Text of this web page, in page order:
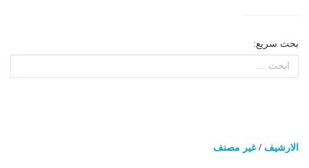
بحث سريع:
الارشيف /غير مصنف